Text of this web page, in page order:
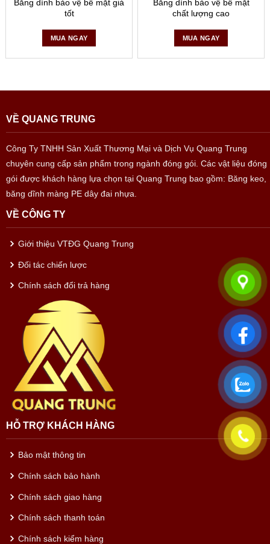
Băng dính bảo vệ bề mặt giá
tốt
MUA NGAY
Băng dính bảo vệ bề mặt
chất lượng cao
MUA NGAY
VỀ QUANG TRUNG
Công Ty TNHH Sản Xuất Thương Mại và Dịch Vụ Quang Trung
chuyên cung cấp sản phẩm trong ngành đóng gói. Các vật liệu đóng
gói được khách hàng lựa chọn tại Quang Trung bao gồm: Băng keo,
băng dĩnh màng PE dây đai nhựa.
VỀ CÔNG TY
Giới thiệu VTĐG Quang Trung
Đối tác chiến lược
Chính sách đổi trả hàng
HỖ TRỢ KHÁCH HÀNG
Bảo mật thông tin
Chính sách bảo hành
Chính sách giao hàng
Chính sách thanh toán
Chính sách kiểm hàng